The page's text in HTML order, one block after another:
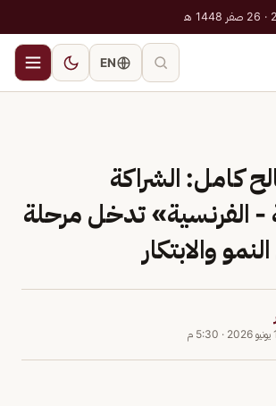
EN
كامل: الشراكة
- الفرنسية» تدخل مرحلة
والابتكار
· 5:30 م